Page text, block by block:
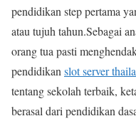
pendidikan step pertama
atau tujuh tahun.Sebagai
orang tua pasti
pendidikan slot server
tentang sekolah terbaik,
berasal dari pendidikan